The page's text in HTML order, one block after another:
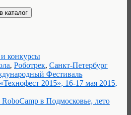
конкурсы
, Роботрек, Санкт-Петербург
Фестиваль
2015», 16-17 мая 2015,
RoboCamp в Подмосковье, лето